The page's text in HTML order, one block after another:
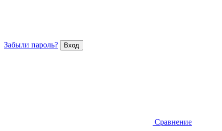
Забыли пароль?
Сравнение